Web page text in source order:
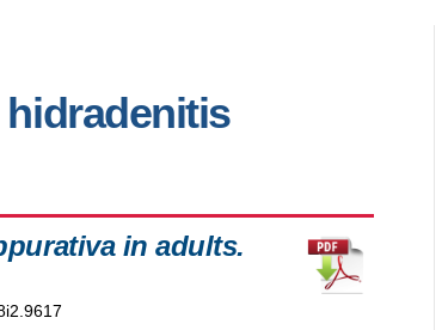
in adults.